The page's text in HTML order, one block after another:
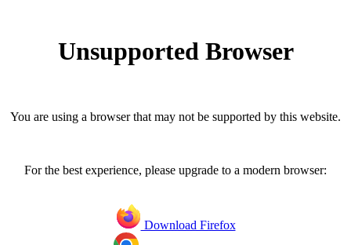
Unsupported Browser
You are using a browser that may not be supported by this website.
For the best experience, please upgrade to a modern browser:
Download Firefox